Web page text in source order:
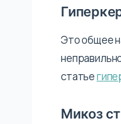
Это общее
статье
Микоз